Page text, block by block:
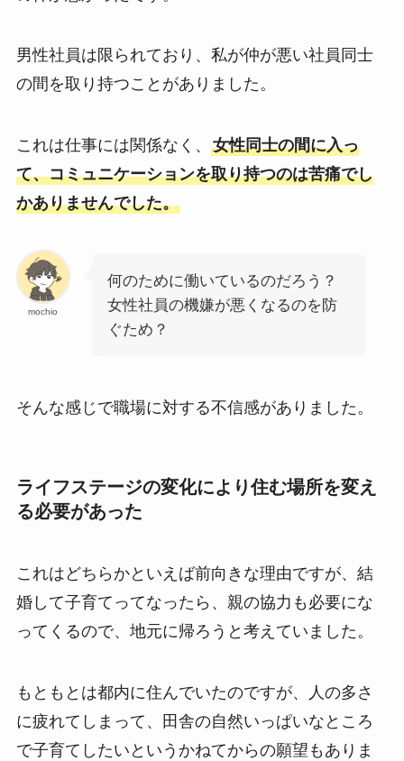
男性社員は限られており、私が仲が悪い社員同士
の間を取り持つことがありました。
これは仕事には関係なく、 女性同士の間に入っ
て、コミュニケーションを取り持つのは苦痛でし
かありませんでした。
mochio
何のために働いているのだろう？
女性社員の機嫌が悪くなるのを防
ぐため？
そんな感じで職場に対する不信感がありました。
ライフステージの変化により住む場所を変え
る必要があった
これはどちらかといえば前向きな理由ですが、結
婚して子育てってなったら、親の協力も必要にな
ってくるので、地元に帰ろうと考えていました。
もともとは都内に住んでいたのですが、人の多さ
に疲れてしまって、田舎の自然いっぱいなところ
で子育てしたいというかねてからの願望もありま